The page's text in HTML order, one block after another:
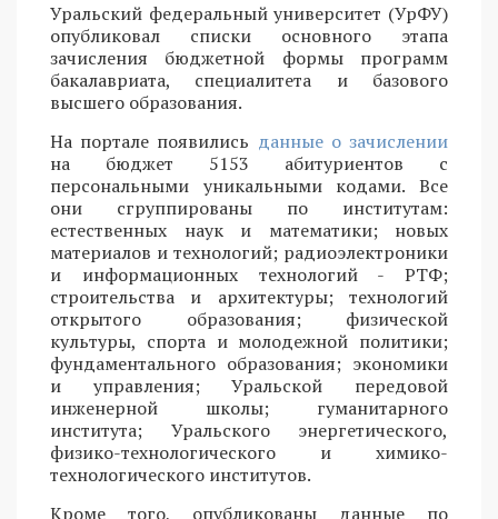
Уральский федеральный университет (УрФУ)
опубликовал списки основного этапа
зачисления бюджетной формы программ
бакалавриата, специалитета и базового
высшего образования.
На портале появились данные о зачислении
на бюджет 5153 абитуриентов с
персональными уникальными кодами. Все
они сгруппированы по институтам:
естественных наук и математики; новых
материалов и технологий; радиоэлектроники
и информационных технологий - РТФ;
строительства и архитектуры; технологий
открытого образования; физической
культуры, спорта и молодежной политики;
фундаментального образования; экономики
и управления; Уральской передовой
инженерной школы; гуманитарного
института; Уральского энергетического,
физико-технологического и химико-
технологического институтов.
Кроме того, опубликованы данные по